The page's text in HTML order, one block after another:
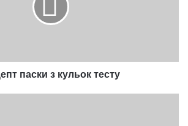
паски з кульок тесту